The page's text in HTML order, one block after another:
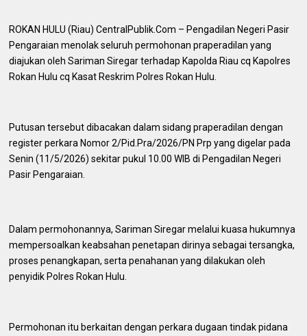
ROKAN HULU (Riau) CentralPublik.Com – Pengadilan Negeri Pasir
Pengaraian menolak seluruh permohonan praperadilan yang
diajukan oleh Sariman Siregar terhadap Kapolda Riau cq Kapolres
Rokan Hulu cq Kasat Reskrim Polres Rokan Hulu.
Putusan tersebut dibacakan dalam sidang praperadilan dengan
register perkara Nomor 2/Pid.Pra/2026/PN Prp yang digelar pada
Senin (11/5/2026) sekitar pukul 10.00 WIB di Pengadilan Negeri
Pasir Pengaraian.
Dalam permohonannya, Sariman Siregar melalui kuasa hukumnya
mempersoalkan keabsahan penetapan dirinya sebagai tersangka,
proses penangkapan, serta penahanan yang dilakukan oleh
penyidik Polres Rokan Hulu.
Permohonan itu berkaitan dengan perkara dugaan tindak pidana